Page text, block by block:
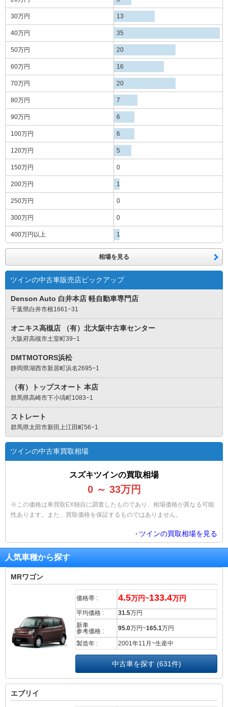
30万円
40万円
50万円
60万円
70万円
80万円
90万円
100万円
120万円
150万円
200万円
250万円
300万円
400万円 以上
13
35
20
16
20
7
6
6
5
0
1
0
0
1
相場を見る
ツインの中古車販売店ピックアップ
Denson Auto 白井本店 軽自動車専門店
千葉県白井市根1661−31
オニキス高槻店 （有）北大阪中古車センター
大阪府高槻市土室町39−1
DMTMOTORS浜松
静岡県湖西市新居町浜名2695−1
（有）トップスオート 本店
群馬県高崎市下小塙町1083−1
ストレート
群馬県太田市新田上江田町56−1
ツインの中古車買取相場
スズキツインの買取相場
0～ 33万円
※この価格は車買取EX独自に調査したものであり、相場価格が異なる可能
性あります。また、買取価格を保証するものではありません。
ツインの買取相場を見る
人気車種から探す
MRワゴン
価格帯 : 4.5万円~133.4万円
平均価格 : 31.5万円
新車
参考価格 :
95.0万円~165.1万円
製造年 : 2001年11月~生産中
中古車を探す (631件)
エブリイ